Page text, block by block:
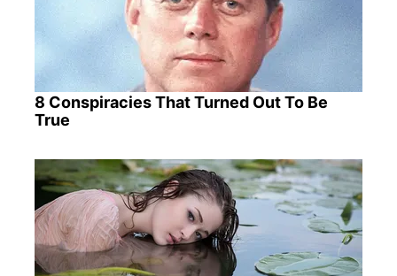
8 Conspiracies That Turned Out To Be
True